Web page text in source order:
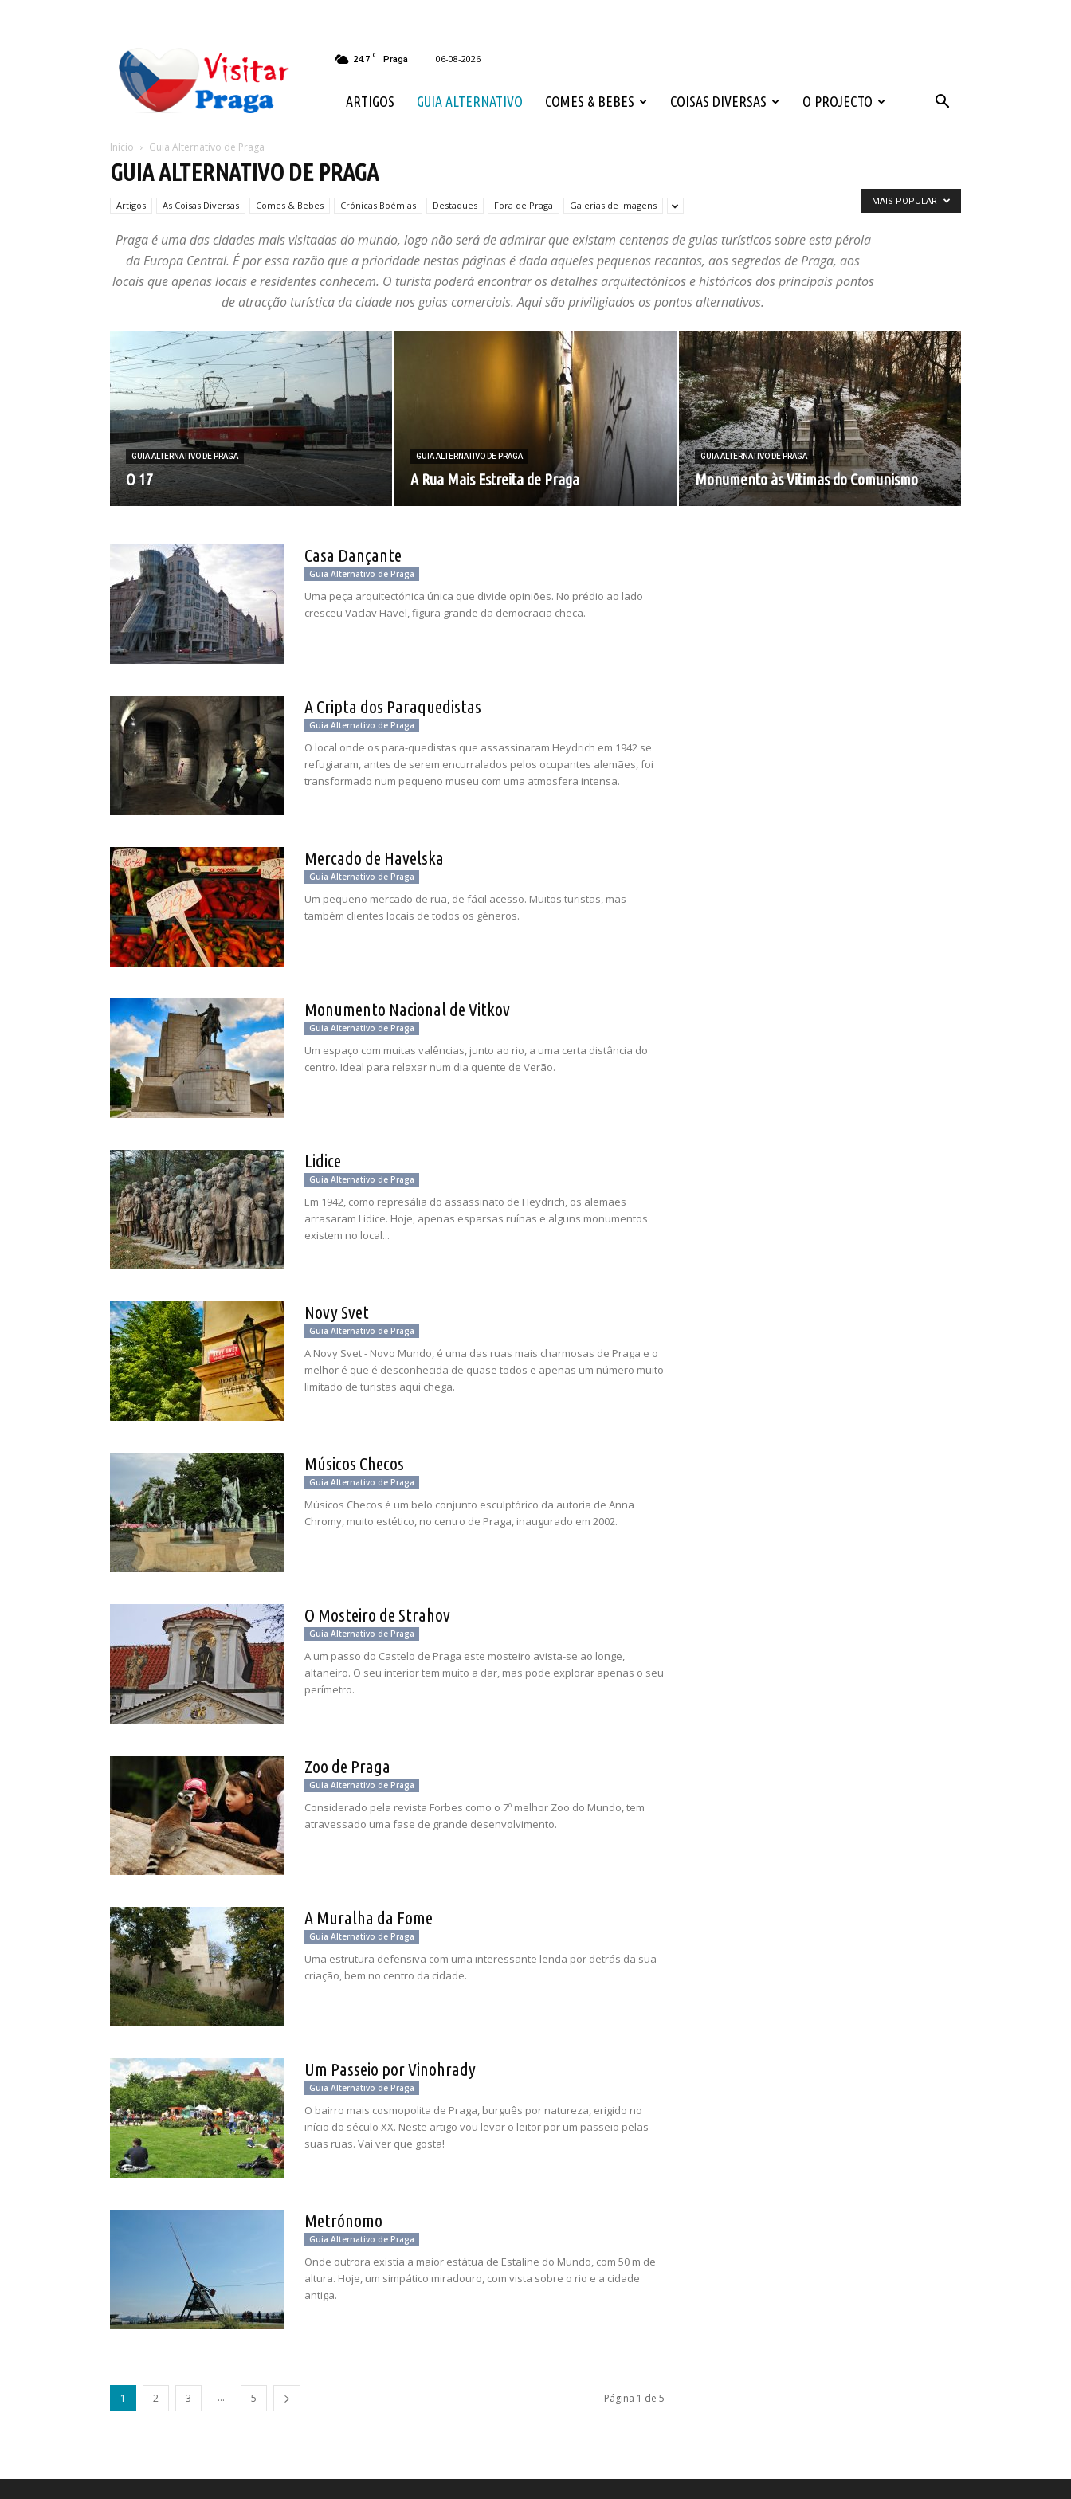
Visitar
Praga
24.7 C Praga 06-08-2026
ARTIGOS GUIA ALTERNATIVO COMES & BEBES COISAS DIVERSAS O PROJECTO
Início Guia Alternativo de Praga
GUIA ALTERNATIVO DE PRAGA
Artigos As Coisas Diversas Comes & Bebes Crónicas Boémias Destaques Fora de Praga Galerias de Imagens
Praga é uma das cidades mais visitadas do mundo, logo não será de admirar que existam centenas de guias turísticos sobre esta pérola
da Europa Central. É por essa razão que a prioridade nestas páginas é dada aqueles pequenos recantos, aos segredos de Praga, aos
locais que apenas locais e residentes conhecem. O turista poderá encontrar os detalhes arquitectónicos e históricos dos principais pontos
de atracção turística da cidade nos guias comerciais. Aqui são priviligiados os pontos alternativos.
MAIS POPULAR
GUIA ALTERNATIVO DE PRAGA
O 17
GUIA ALTERNATIVO DE PRAGA
A Rua Mais Estreita de Praga
GUIA ALTERNATIVO DE PRAGA
Monumento às Vitimas do Comunismo
Casa Dançante
Guia Alternativo de Praga
Uma peça arquitectónica única que divide opiniões. No prédio ao lado
cresceu Vaclav Havel, figura grande da democracia checa.
A Cripta dos Paraquedistas
Guia Alternativo de Praga
O local onde os para-quedistas que assassinaram Heydrich em 1942 se
refugiaram, antes de serem encurralados pelos ocupantes alemães, foi
transformado num pequeno museu com uma atmosfera intensa.
Mercado de Havelska
Guia Alternativo de Praga
Um pequeno mercado de rua, de fácil acesso. Muitos turistas, mas
também clientes locais de todos os géneros.
Monumento Nacional de Vitkov
Guia Alternativo de Praga
Um espaço com muitas valências, junto ao rio, a uma certa distância do
centro. Ideal para relaxar num dia quente de Verão.
Lidice
Guia Alternativo de Praga
Em 1942, como represália do assassinato de Heydrich, os alemães
arrasaram Lidice. Hoje, apenas esparsas ruínas e alguns monumentos
existem no local...
Novy Svet
Guia Alternativo de Praga
A Novy Svet - Novo Mundo, é uma das ruas mais charmosas de Praga e o
melhor é que é desconhecida de quase todos e apenas um número muito
limitado de turistas aqui chega.
Músicos Checos
Guia Alternativo de Praga
Músicos Checos é um belo conjunto esculptórico da autoria de Anna
Chromy, muito estético, no centro de Praga, inaugurado em 2002.
O Mosteiro de Strahov
Guia Alternativo de Praga
A um passo do Castelo de Praga este mosteiro avista-se ao longe,
altaneiro. O seu interior tem muito a dar, mas pode explorar apenas o seu
perímetro.
Zoo de Praga
Guia Alternativo de Praga
Considerado pela revista Forbes como o 7º melhor Zoo do Mundo, tem
atravessado uma fase de grande desenvolvimento.
A Muralha da Fome
Guia Alternativo de Praga
Uma estrutura defensiva com uma interessante lenda por detrás da sua
criação, bem no centro da cidade.
Um Passeio por Vinohrady
Guia Alternativo de Praga
O bairro mais cosmopolita de Praga, burguês por natureza, erigido no
início do século XX. Neste artigo vou levar o leitor por um passeio pelas
suas ruas. Vai ver que gosta!
Metrónomo
Guia Alternativo de Praga
Onde outrora existia a maior estátua de Estaline do Mundo, com 50 m de
altura. Hoje, um simpático miradouro, com vista sobre o rio e a cidade
antiga.
1 2 3 ... 5 Página 1 de 5